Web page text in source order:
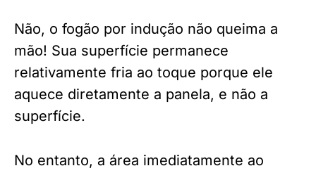
Não, o fogão por indução não queima a
mão! Sua superfície permanece
relativamente fria ao toque porque ele
aquece diretamente a panela, e não a
superfície.
No entanto, a área imediatamente ao